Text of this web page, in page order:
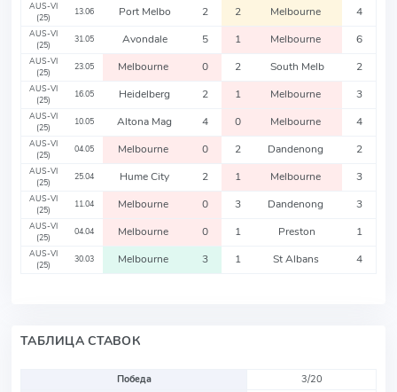
AUS-VI
(25)
13.06 Port Melbo 2 2 Melbourne 4
AUS-VI
(25)
31.05 Avondale 5 1 Melbourne 6
AUS-VI
(25)
23.05 Melbourne 0 2 South Melb 2
AUS-VI
(25)
16.05 Heidelberg 2 1 Melbourne 3
AUS-VI
(25)
10.05 Altona Mag 4 0 Melbourne 4
AUS-VI
(25)
04.05 Melbourne 0 2 Dandenong 2
AUS-VI
(25)
25.04 Hume City 2 1 Melbourne 3
AUS-VI
(25)
11.04 Melbourne 0 3 Dandenong 3
AUS-VI
(25)
04.04 Melbourne 0 1 Preston 1
AUS-VI
(25)
30.03 Melbourne 3 1 St Albans 4
ТАБЛИЦА СТАВОК
Победа
3/20